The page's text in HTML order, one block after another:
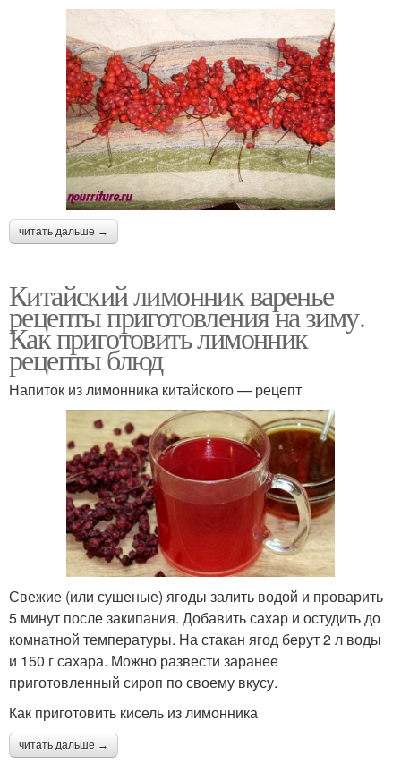
читать дальше →
Китайский лимонник варенье
рецепты приготовления на зиму.
Как приготовить лимонник
рецепты блюд
Напиток из лимонника китайского — рецепт
Свежие (или сушеные) ягоды залить водой и проварить
5 минут после закипания. Добавить сахар и остудить до
комнатной температуры. На стакан ягод берут 2 л воды
и 150 г сахара. Можно развести заранее
приготовленный сироп по своему вкусу.
Как приготовить кисель из лимонника
читать дальше →